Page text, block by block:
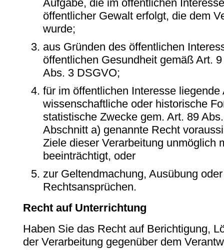
Aufgabe, die im öffentlichen
öffentlicher Gewalt erfolgt, die dem
wurde;
aus Gründen des öffentlichen
öffentlichen Gesundheit gemäß Art.
Abs. 3 DSGVO;
für im öffentlichen Interesse
wissenschaftliche oder historische
statistische Zwecke gem. Art. 89
Abschnitt a) genannte Recht
Ziele dieser Verarbeitung unmöglich
beeinträchtigt, oder
zur Geltendmachung, Ausübung
Rechtsansprüchen.
Recht auf Unterrichtung
Haben Sie das Recht auf Berichtigung,
der Verarbeitung gegenüber dem